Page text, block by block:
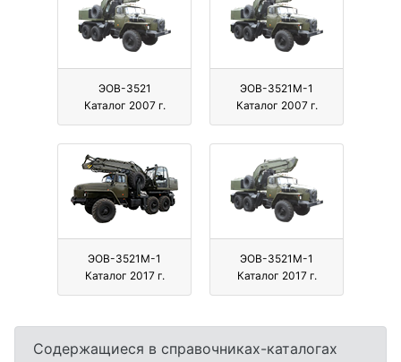
ЭОВ-3521
Каталог 2007 г.
ЭОВ-3521М-1
Каталог 2007 г.
ЭОВ-3521М-1
Каталог 2017 г.
ЭОВ-3521М-1
Каталог 2017 г.
Содержащиеся в справочниках-каталогах